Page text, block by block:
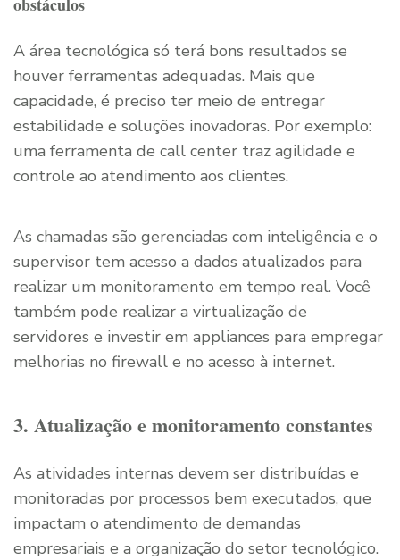
A área tecnológica só terá bons resultados se
houver ferramentas adequadas. Mais que
capacidade, é preciso ter meio de entregar
estabilidade e soluções inovadoras. Por exemplo:
uma ferramenta de call center traz agilidade e
controle ao atendimento aos clientes.
As chamadas são gerenciadas com inteligência e o
supervisor tem acesso a dados atualizados para
realizar um monitoramento em tempo real. Você
também pode realizar a virtualização de
servidores e investir em appliances para empregar
melhorias no firewall e no acesso à internet.
3. Atualização e monitoramento constantes
As atividades internas devem ser distribuídas e
monitoradas por processos bem executados, que
impactam o atendimento de demandas
empresariais e a organização do setor tecnológico.